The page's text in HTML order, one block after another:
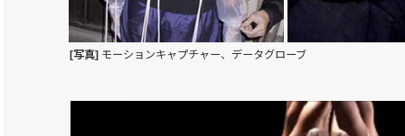
[写真] モーションキャプチャー、データグローブ